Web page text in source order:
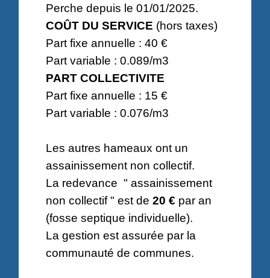
Perche depuis le 01/01/2025.
COÛT DU SERVICE (hors taxes)
Part fixe annuelle : 40 €
Part variable : 0.089/m3
PART COLLECTIVITE
Part fixe annuelle : 15 €
Part variable : 0.076/m3
Les autres hameaux ont un
assainissement non collectif.
La redevance " assainissement
non collectif " est de20 € par an
(fosse septique individuelle).
La gestion est assurée par la
communauté de communes.